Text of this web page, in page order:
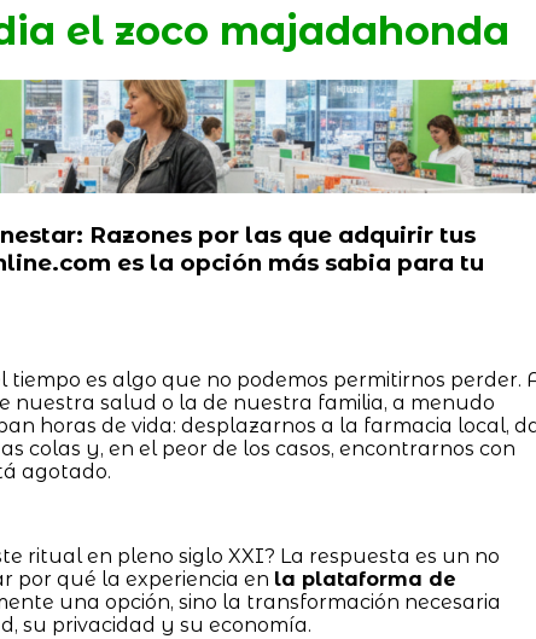
el zoco majadahonda
Razones por las que adquirir tus
es la opción más sabia para tu
tiempo es algo que no podemos permitirnos perder.
nuestra salud o la de nuestra familia, a menudo
horas de vida: desplazarnos a la farmacia local,
colas y, en el peor de los casos, encontrarnos con
agotado.
ritual en pleno siglo XXI? La respuesta es un no
por qué la experiencia en la plataforma de
una opción, sino la transformación necesaria
su privacidad y su economía.